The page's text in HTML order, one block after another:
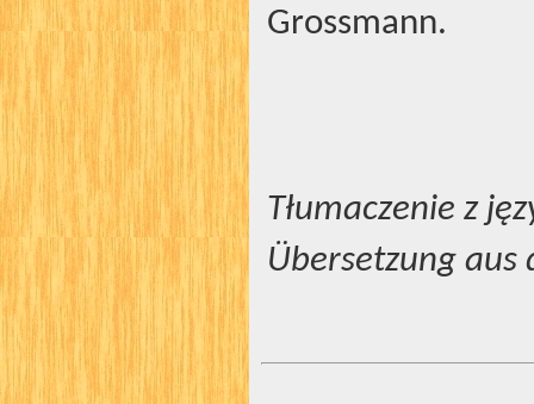
Grossmann.
Tłumaczenie z
Übersetzung aus